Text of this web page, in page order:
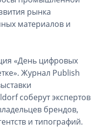
рынка
материалов и
«День цифровых
Журнал Publish
соберут экспертов
брендов,
и типографий.